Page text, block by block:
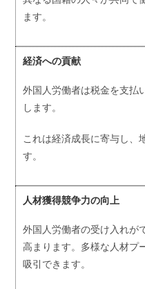
ます。
経済への貢献
外国人労働者は税金を支払
します。
これは経済成長に寄与し、
す。
人材獲得競争力の向上
外国人労働者の受け入れが
高まります。多様な人材プ
吸引できます。